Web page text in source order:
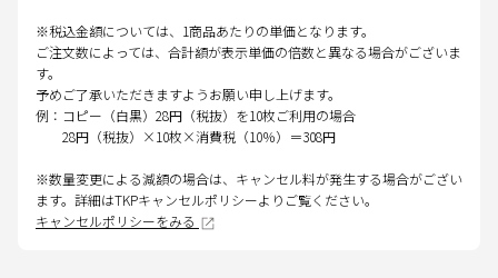
※税込金額については、1商品あたりの単価となります。
ご注文数によっては、合計額が表示単価の倍数と異なる場合がございま
す。
予めご了承いただきますようお願い申し上げます。
例：コピー（白黒）28円（税抜）を10枚ご利用の場合
28円（税抜）×10枚×消費税（10％）＝308円
※数量変更による減額の場合は、キャンセル料が発生する場合がござい
ます。詳細はTKPキャンセルポリシーよりご覧ください。
キャンセルポリシーをみる